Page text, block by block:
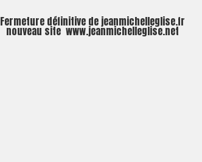
Fermeture définitive de jeanmichelleglise.fr
nouveau site www.jeanmichelleglise.net